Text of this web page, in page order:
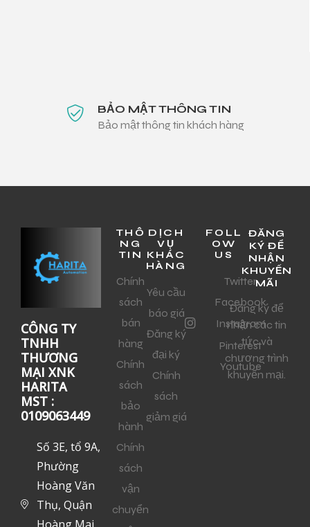
BẢO MẬT THÔNG TIN
Bảo mật thông tin khách hàng
CÔNG TY
TNHH
THƯƠNG
MẠI XNK
HARITA
MST :
0109063449
Số 3E, tổ 9A,
Phường
Hoàng Văn
Thụ, Quận
THÔ
NG
TIN
Chính
sách
bán
hàng
Chính
sách
bảo
hành
Chính
sách
vận
chuyển
DỊCH
VỤ
KHÁC
HÀNG
Yêu cầu
báo giá
Đăng ký
đại ký
Chính
sách
giảm giá
FOLL
OW
US
Twitter
Facebook
Instagram
Pinterest
Youtube
ĐĂNG
KÝ ĐỂ
NHẬN
KHUYẾN
MÃI
Đăng ký để
nhận các tin
tức và
chương trình
khuyến mại.